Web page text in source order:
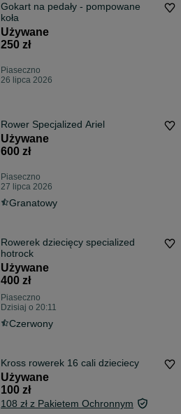
Gokart na pedały - pompowane
koła
Używane
250 zł
Piaseczno
26 lipca 2026
Rower Specjalized Ariel
Używane
600 zł
Piaseczno
27 lipca 2026
Granatowy
Rowerek dziecięcy specialized
hotrock
Używane
400 zł
Piaseczno
Dzisiaj o 20:11
Czerwony
Kross rowerek 16 cali dzieciecy
Używane
100 zł
108 zł z Pakietem Ochronnym